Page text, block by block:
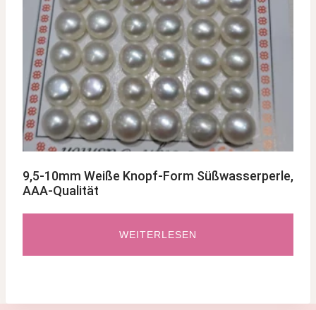
9,5-10mm Weiße Knopf-Form Süßwasserperle,
AAA-Qualität
WEITERLESEN